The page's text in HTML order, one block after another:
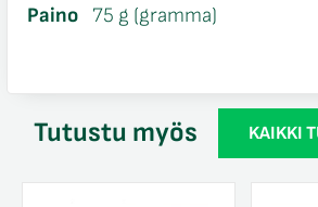
Paino 75 g (gramma)
Tutustu myös KAIKKI